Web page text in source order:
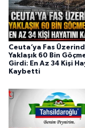
Ceuta’ya Fas
Yaklaşık 60 Bin
Girdi: En Az 34 Kişi
Kaybetti